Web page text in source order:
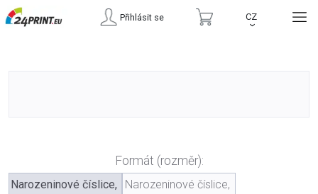
Přihlásit se CZ
›
Formát (rozměr):
Narozeninové číslice,
Narozeninové číslice,